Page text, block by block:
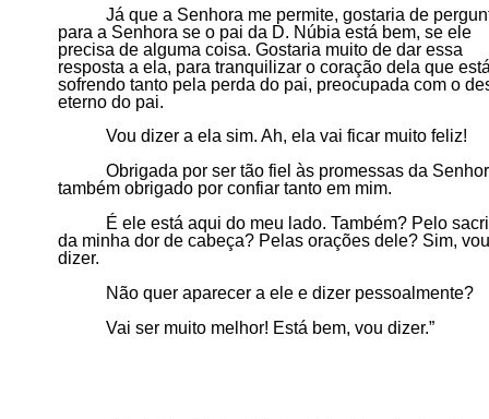
Já que a Senhora me permite, gostaria de
para a Senhora se o pai da D. Núbia está bem, se ele
precisa de alguma coisa. Gostaria muito de dar essa
resposta a ela, para tranquilizar o coração dela que
sofrendo tanto pela perda do pai, preocupada com o
eterno do pai.
Vou dizer a ela sim. Ah, ela vai ficar muito feliz!
Obrigada por ser tão fiel às promessas da
também obrigado por confiar tanto em mim.
É ele está aqui do meu lado. Também? Pelo
da minha dor de cabeça? Pelas orações dele? Sim,
dizer.
Não quer aparecer a ele e dizer pessoalmente?
Vai ser muito melhor! Está bem, vou dizer.”